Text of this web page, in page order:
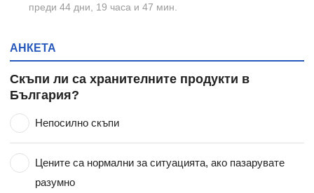
преди 44 дни, 19 часа и 47 мин.
АНКЕТА
Скъпи ли са хранителните продукти в
България?
Непосилно скъпи
Цените са нормални за ситуацията, ако пазарувате
разумно